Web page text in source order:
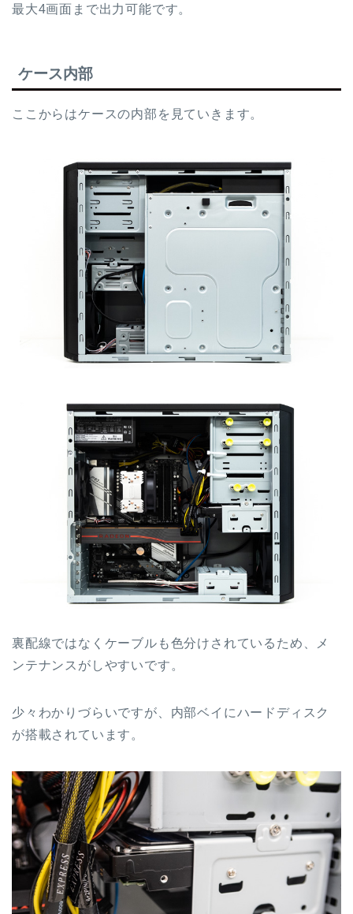
最大4画面まで出力可能です。
ケース内部
ここからはケースの内部を見ていきます。
裏配線ではなくケーブルも色分けされているため、メ
ンテナンスがしやすいです。
少々わかりづらいですが、内部ベイにハードディスク
が搭載されています。